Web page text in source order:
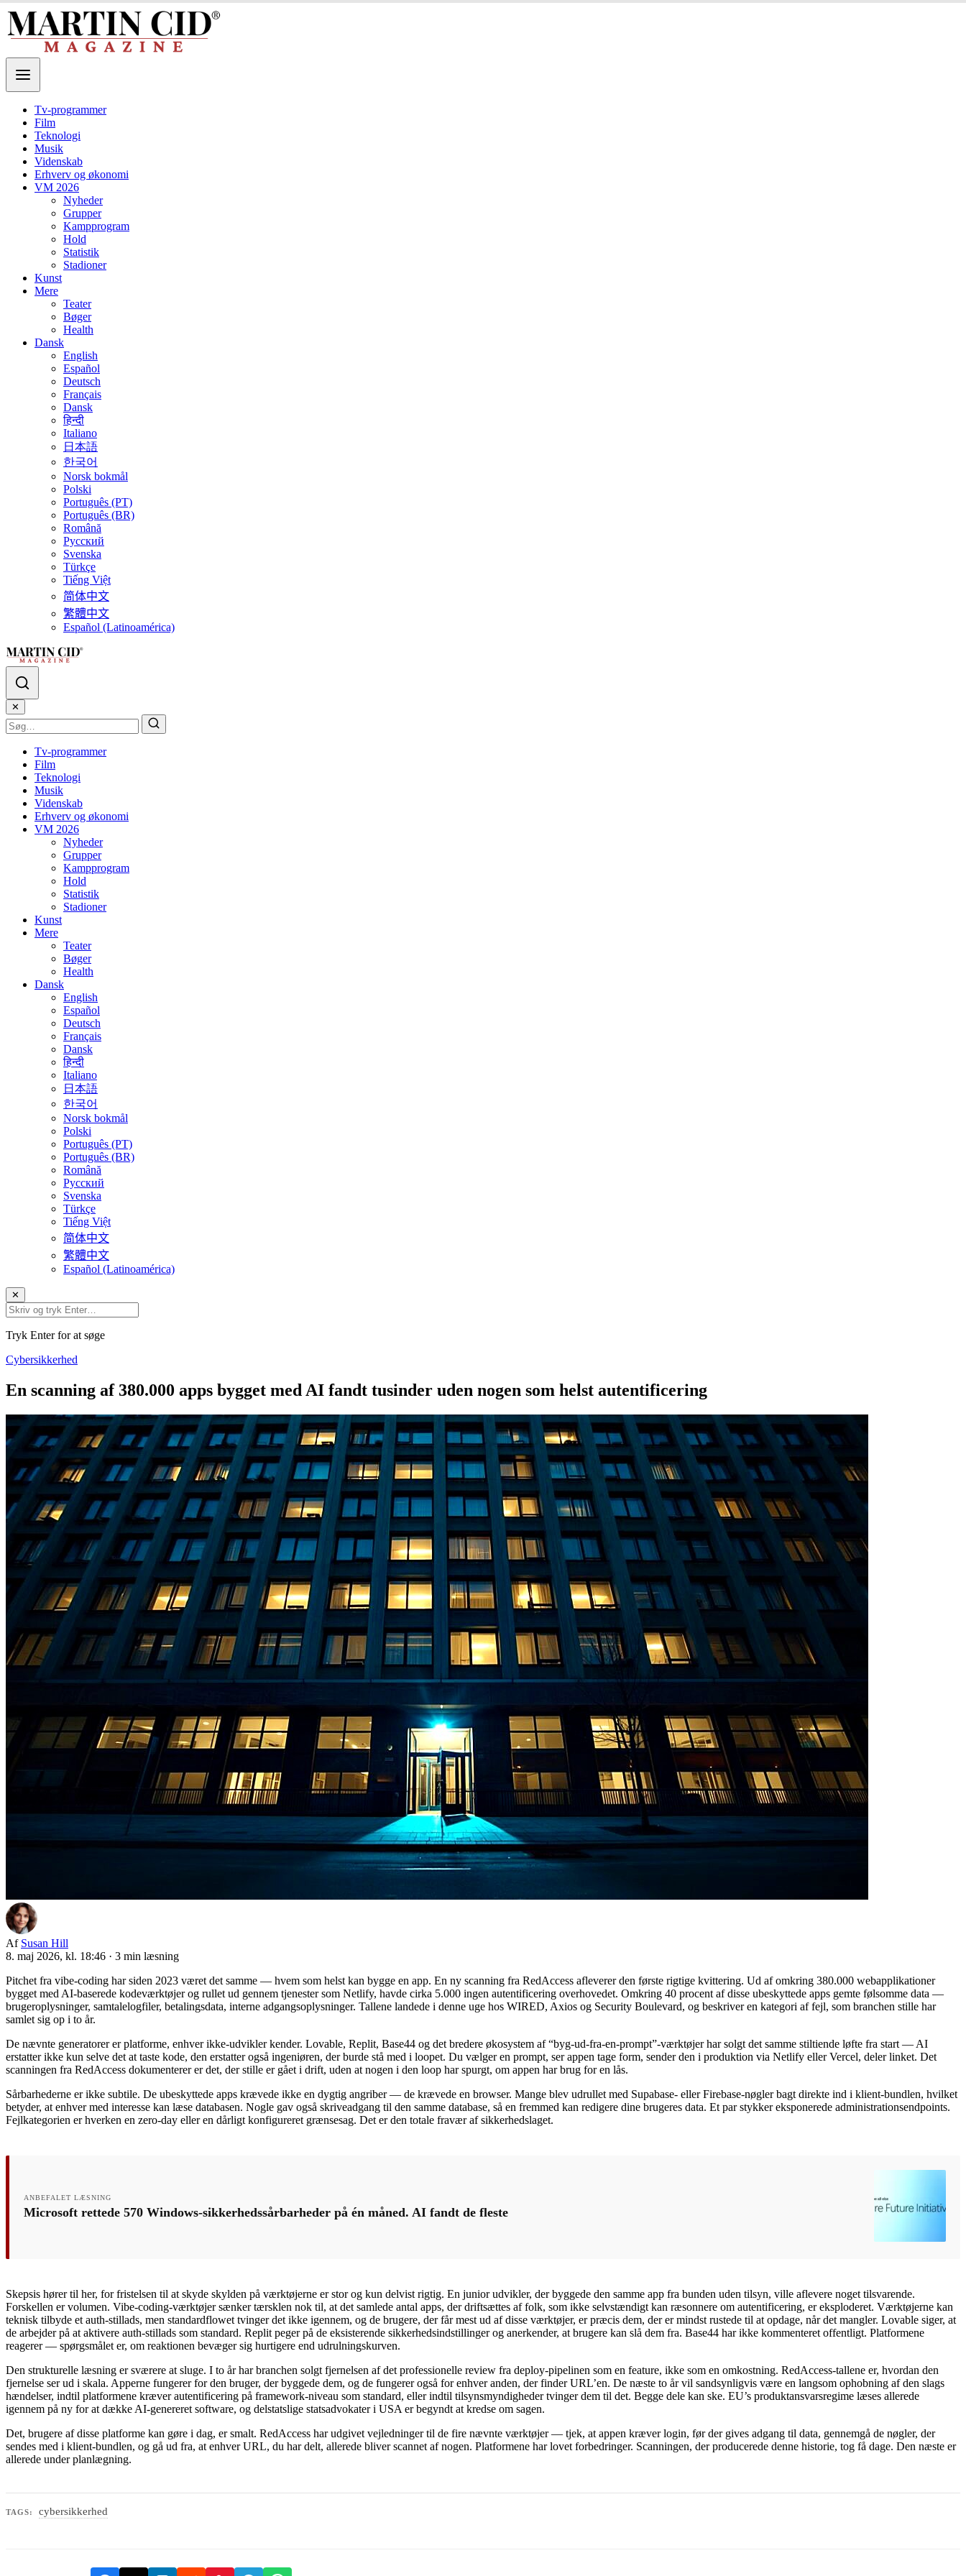
Tv-programmer
Film
Teknologi
Musik
Videnskab
Erhverv og økonomi
VM 2026
Nyheder
Grupper
Kampprogram
Hold
Statistik
Stadioner
Kunst
Mere
Teater
Bøger
Health
Dansk
English
Español
Deutsch
Français
Dansk
हिन्दी
Italiano
日本語
한국어
Norsk bokmål
Polski
Português (PT)
Português (BR)
Română
Русский
Svenska
Türkçe
Tiếng Việt
简体中文
繁體中文
Español (Latinoamérica)
✕
Tv-programmer
Film
Teknologi
Musik
Videnskab
Erhverv og økonomi
VM 2026
Nyheder
Grupper
Kampprogram
Hold
Statistik
Stadioner
Kunst
Mere
Teater
Bøger
Health
Dansk
English
Español
Deutsch
Français
Dansk
हिन्दी
Italiano
日本語
한국어
Norsk bokmål
Polski
Português (PT)
Português (BR)
Română
Русский
Svenska
Türkçe
Tiếng Việt
简体中文
繁體中文
Español (Latinoamérica)
✕
Tryk Enter for at søge
Cybersikkerhed
En scanning af 380.000 apps bygget med AI fandt tusinder uden nogen som helst autentificering
Af Susan Hill
8. maj 2026, kl. 18:46 · 3 min læsning
Pitchet fra vibe-coding har siden 2023 været det samme — hvem som helst kan bygge en app. En ny scanning fra RedAccess afleverer den første rigtige kvittering. Ud af omkring 380.000 webapplikationer
bygget med AI-baserede kodeværktøjer og rullet ud gennem tjenester som Netlify, havde cirka 5.000 ingen autentificering overhovedet. Omkring 40 procent af disse ubeskyttede apps gemte følsomme data —
brugeroplysninger, samtalelogfiler, betalingsdata, interne adgangsoplysninger. Tallene landede i denne uge hos WIRED, Axios og Security Boulevard, og beskriver en kategori af fejl, som branchen stille har
samlet sig op i to år.
De nævnte generatorer er platforme, enhver ikke-udvikler kender. Lovable, Replit, Base44 og det bredere økosystem af “byg-ud-fra-en-prompt”-værktøjer har solgt det samme stiltiende løfte fra start — AI
erstatter ikke kun selve det at taste kode, den erstatter også ingeniøren, der burde stå med i loopet. Du vælger en prompt, ser appen tage form, sender den i produktion via Netlify eller Vercel, deler linket. Det
scanningen fra RedAccess dokumenterer er det, der stille er gået i drift, uden at nogen i den loop har spurgt, om appen har brug for en lås.
Sårbarhederne er ikke subtile. De ubeskyttede apps krævede ikke en dygtig angriber — de krævede en browser. Mange blev udrullet med Supabase- eller Firebase-nøgler bagt direkte ind i klient-bundlen, hvilket
betyder, at enhver med interesse kan læse databasen. Nogle gav også skriveadgang til den samme database, så en fremmed kan redigere dine brugeres data. Et par stykker eksponerede administrationsendpoints.
Fejlkategorien er hverken en zero-day eller en dårligt konfigureret grænsesag. Det er den totale fravær af sikkerhedslaget.
ANBEFALET LÆSNING
Microsoft rettede 570 Windows-sikkerhedssårbarheder på én måned. AI fandt de fleste
Skepsis hører til her, for fristelsen til at skyde skylden på værktøjerne er stor og kun delvist rigtig. En junior udvikler, der byggede den samme app fra bunden uden tilsyn, ville aflevere noget tilsvarende.
Forskellen er volumen. Vibe-coding-værktøjer sænker tærsklen nok til, at det samlede antal apps, der driftsættes af folk, som ikke selvstændigt kan ræsonnere om autentificering, er eksploderet. Værktøjerne kan
teknisk tilbyde et auth-stillads, men standardflowet tvinger det ikke igennem, og de brugere, der får mest ud af disse værktøjer, er præcis dem, der er mindst rustede til at opdage, når det mangler. Lovable siger, at
de arbejder på at aktivere auth-stillads som standard. Replit peger på de eksisterende sikkerhedsindstillinger og anerkender, at brugere kan slå dem fra. Base44 har ikke kommenteret offentligt. Platformene
reagerer — spørgsmålet er, om reaktionen bevæger sig hurtigere end udrulningskurven.
Den strukturelle læsning er sværere at sluge. I to år har branchen solgt fjernelsen af det professionelle review fra deploy-pipelinen som en feature, ikke som en omkostning. RedAccess-tallene er, hvordan den
fjernelse ser ud i skala. Apperne fungerer for den bruger, der byggede dem, og de fungerer også for enhver anden, der finder URL’en. De næste to år vil sandsynligvis være en langsom ophobning af den slags
hændelser, indtil platformene kræver autentificering på framework-niveau som standard, eller indtil tilsynsmyndigheder tvinger dem til det. Begge dele kan ske. EU’s produktansvarsregime læses allerede
igennem på ny for at dække AI-genereret software, og delstatslige statsadvokater i USA er begyndt at kredse om sagen.
Det, brugere af disse platforme kan gøre i dag, er smalt. RedAccess har udgivet vejledninger til de fire nævnte værktøjer — tjek, at appen kræver login, før der gives adgang til data, gennemgå de nøgler, der
sendes med i klient-bundlen, og gå ud fra, at enhver URL, du har delt, allerede bliver scannet af nogen. Platformene har lovet forbedringer. Scanningen, der producerede denne historie, tog få dage. Den næste er
allerede under planlægning.
TAGS: cybersikkerhed